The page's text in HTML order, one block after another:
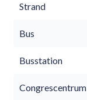
Strand
Bus
Busstation
Congrescentrum